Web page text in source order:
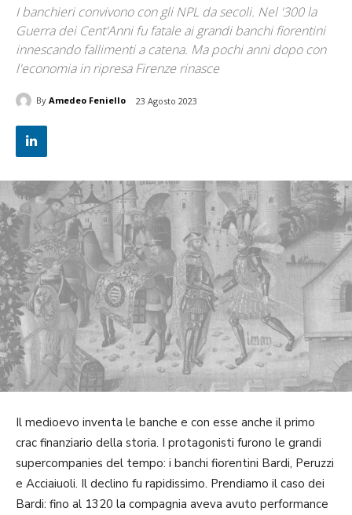
I banchieri convivono con gli NPL da secoli. Nel '300 la
Guerra dei Cent'Anni fu fatale ai grandi banchi fiorentini
innescando fallimenti a catena. Ma pochi anni dopo con
l'economia in ripresa Firenze rinasce
By Amedeo Feniello 23 Agosto 2023
Il medioevo inventa le banche e con esse anche il primo
crac finanziario della storia. I protagonisti furono le grandi
supercompanies del tempo: i banchi fiorentini Bardi, Peruzzi
e Acciaiuoli. Il declino fu rapidissimo. Prendiamo il caso dei
Bardi: fino al 1320 la compagnia aveva avuto performance